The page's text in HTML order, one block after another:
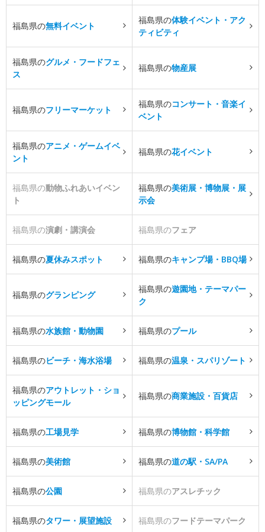
福島県の無料イベント
福島県の体験イベント・アク
ティビティ
福島県のグルメ・フードフェ
ス
福島県の物産展
福島県のフリーマーケット
福島県のコンサート・音楽イ
ベント
福島県のアニメ・ゲームイベ
ント
福島県の花イベント
福島県の動物ふれあいイベン
ト
福島県の美術展・博物展・展
示会
福島県の演劇・講演会 福島県のフェア
福島県の夏休みスポット 福島県のキャンプ場・BBQ場
福島県のグランピング
福島県の遊園地・テーマパー
ク
福島県の水族館・動物園 福島県のプール
福島県のビーチ・海水浴場 福島県の温泉・スパリゾート
福島県のアウトレット・ショ
ッピングモール
福島県の商業施設・百貨店
福島県の工場見学 福島県の博物館・科学館
福島県の美術館 福島県の道の駅・SA/PA
福島県の公園 福島県のアスレチック
福島県のタワー・展望施設 福島県のフードテーマパーク